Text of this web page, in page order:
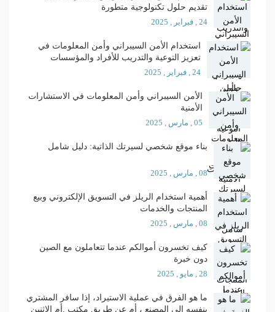
تقديم حلول تكنولوجية متطورة
24 , فبراير , 2025
استخدام الأمن السيبراني وأمن المعلومات في
تعزيز التوعية والتدريب للأفراد والمؤسسات
24 , فبراير , 2025
الأمن السيبراني وأمن المعلومات في الاستشارات
الأمنية
05 , مارس , 2025
بناء موقع شخصي لسيرتك الذاتية: دليل شامل
08 , مارس , 2025
أهمية استخدام الريلز في التسويق الإلكتروني وبيع
المنتجات والخدمات
08 , مارس , 2025
كيف تخسرون أموالكم عندما تتعاملون مع الصين
دون خبرة
28 , مايو , 2025
ما هو الفرق في عملية الاستيراد، إذا سافر المشتري
بنفسه إلى المصنع ، أم عن طريق مكتب ,أم الاثنين